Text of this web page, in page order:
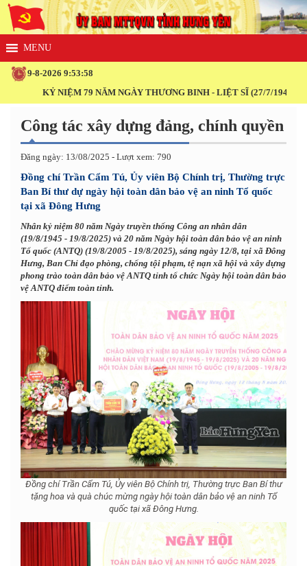
9-8-2026 9:54:0
NĂM NGÀY THƯƠNG BINH - LIỆT SĨ (27/7/1947 - 27/7/2026)
Công tác xây dựng đảng, chính quyền
Đăng ngày: 13/08/2025 - Lượt xem: 790
Đồng chí Trần Cẩm Tú, Ủy viên Bộ Chính trị, Thường trực
Ban Bí thư dự ngày hội toàn dân bảo vệ an ninh Tổ quốc
tại xã Đông Hưng
Nhân kỷ niệm 80 năm Ngày truyền thống Công an nhân dân
(19/8/1945 - 19/8/2025) và 20 năm Ngày hội toàn dân bảo vệ an ninh
Tổ quốc (ANTQ) (19/8/2005 - 19/8/2025), sáng ngày 12/8, tại xã Đông
Hưng, Ban Chỉ đạo phòng, chống tội phạm, tệ nạn xã hội và xây dựng
phong trào toàn dân bảo vệ ANTQ tỉnh tổ chức Ngày hội toàn dân bảo
vệ ANTQ điểm toàn tỉnh.
Đồng chí Trần Cẩm Tú, Ủy viên Bộ Chính trị, Thường trực Ban Bí thư
tặng hoa và quà chúc mừng ngày hội toàn dân bảo vệ an ninh Tổ
quốc tại xã Đông Hưng.